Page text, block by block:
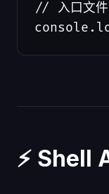
// 入口文件
⚡ Shell